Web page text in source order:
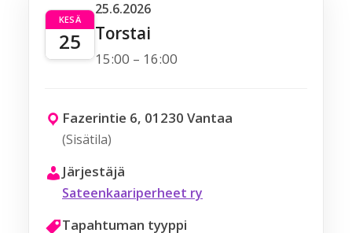
KESÄ
25
25.6.2026
Torstai
15:00 – 16:00
Fazerintie 6, 01230 Vantaa
(Sisätila)
Järjestäjä
Sateenkaariperheet ry
Tapahtuman tyyppi